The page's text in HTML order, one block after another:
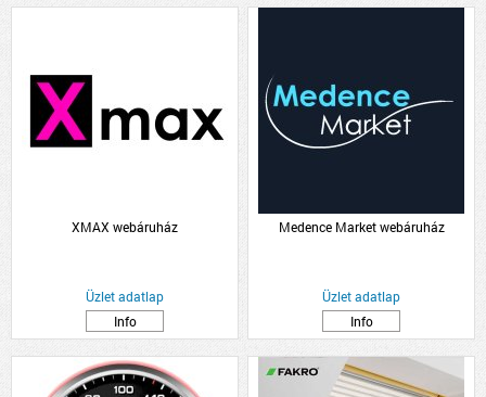
XMAX webáruház
Üzlet adatlap
Info
Medence Market webáruház
Üzlet adatlap
Info